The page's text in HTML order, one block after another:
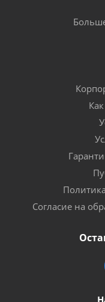
Согласие на